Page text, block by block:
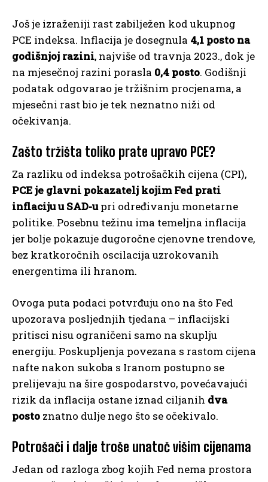
Još je izraženiji rast zabilježen kod ukupnog
PCE indeksa. Inflacija je dosegnula 4,1 posto na
godišnjoj razini, najviše od travnja 2023., dok je
na mjesečnoj razini porasla 0,4 posto. Godišnji
podatak odgovarao je tržišnim procjenama, a
mjesečni rast bio je tek neznatno niži od
očekivanja.
Zašto tržišta toliko prate upravo PCE?
Za razliku od indeksa potrošačkih cijena (CPI),
PCE je glavni pokazatelj kojim Fed prati
inflaciju u SAD-upri određivanju monetarne
politike. Posebnu težinu ima temeljna inflacija
jer bolje pokazuje dugoročne cjenovne trendove,
bez kratkoročnih oscilacija uzrokovanih
energentima ili hranom.
Ovoga puta podaci potvrđuju ono na što Fed
upozorava posljednjih tjedana – inflacijski
pritisci nisu ograničeni samo na skuplju
energiju. Poskupljenja povezana s rastom cijena
nafte nakon sukoba s Iranom postupno se
prelijevaju na šire gospodarstvo, povećavajući
rizik da inflacija ostane iznad ciljanih dva
posto znatno dulje nego što se očekivalo.
Potrošači i dalje troše unatoč višim cijenama
Jedan od razloga zbog kojih Fed nema prostora